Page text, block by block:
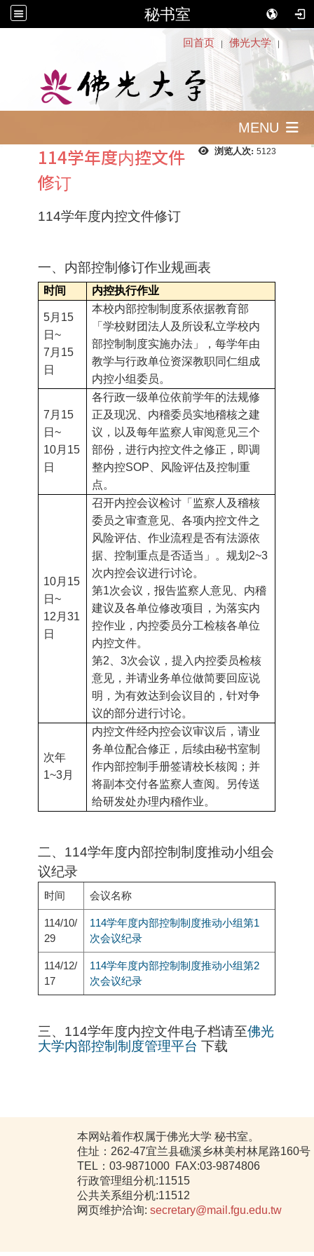
秘书室
回首页 ｜ 佛光大学 ｜
MENU
浏览人次: 5123
114学年度内控文件
修订
114学年度内控文件修订
一、内部控制修订作业规画表
时间 内控执行作业
5月15
日~
7 月15
日
本校内部控制制度系依据教育部
「学校财团法人及所设私立学校内
部控制制度实施办法」，每学年由
教学与行政单位资深教职同仁组成
内控小组委员。
7 月15
日~
10月15
日
各行政一级单位依前学年的法规修
正及现况、内稽委员实地稽核之建
议，以及每年监察人审阅意见三个
部份，进行内控文件之修正，即调
整内控SOP、风险评估及控制重
点。
10月15
日~
12 月31
日
召开内控会议检讨「监察人及稽核
委员之审查意见、各项内控文件之
风险评估、作业流程是否有法源依
据、控制重点是否适当」。规划2~3
次内控会议进行讨论。
第1次会议，报告监察人意见、内稽
建议及各单位修改项目，为落实内
控作业，内控委员分工检核各单位
内控文件。
第2、3次会议，提入内控委员检核
意见，并请业务单位做简要回应说
明， 为有效达到会议目的，针对争
议的部分进行讨论。
次年
1~3月
内控文件经内控会议审议后，请业
务单位配合修正，后续由秘书室制
作内部控制手册签请校长核阅；并
将副本交付各监察人查阅。另传送
给研发处办理内稽作业。
二、114学年度内部控制制度推动小组会
议纪录
时间 会议名称
114/10/
29
114学年度内部控制制度推动小组第1
次会议纪录
114/12/
17
114学年度内部控制制度推动小组第2
次会议纪录
三、114学年度内控文件电子档请至佛光
大学内部控制制度管理平台 下载
本网站着作权属于佛光大学 秘书室。
住址：262-47宜兰县礁溪乡林美村林尾路160号
TEL：03-9871000 FAX:03-9874806
行政管理组分机:11515
公共关系组分机:11512
网页维护洽询: secretary@mail.fgu.edu.tw